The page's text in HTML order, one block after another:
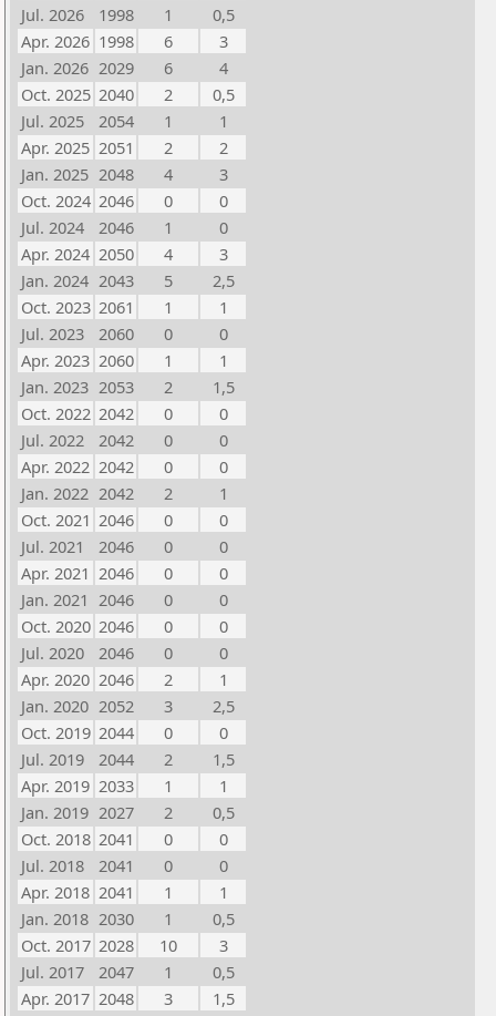
Jul. 2026
1998 1
0,5
Apr. 2026 1998 6
3
Jan. 2026 2029 6
4
Oct. 2025 2040 2
0,5
Jul. 2025
2054 1
1
Apr. 2025 2051 2
2
Jan. 2025 2048 4
3
Oct. 2024 2046 0
0
Jul. 2024
2046 1
0
Apr. 2024 2050 4
3
Jan. 2024 2043 5
2,5
Oct. 2023 2061 1
1
Jul. 2023
2060 0
0
Apr. 2023 2060 1
1
Jan. 2023 2053 2
1,5
Oct. 2022 2042 0
0
Jul. 2022
2042 0
0
Apr. 2022 2042 0
0
Jan. 2022 2042 2
1
Oct. 2021 2046 0
0
Jul. 2021
2046 0
0
Apr. 2021 2046 0
0
Jan. 2021 2046 0
0
Oct. 2020 2046 0
0
Jul. 2020
2046 0
0
Apr. 2020 2046 2
1
Jan. 2020 2052 3
2,5
Oct. 2019 2044 0
0
Jul. 2019
2044 2
1,5
Apr. 2019 2033 1
1
Jan. 2019 2027 2
0,5
Oct. 2018 2041 0
0
Jul. 2018
2041 0
0
Apr. 2018 2041 1
1
Jan. 2018 2030 1
0,5
Oct. 2017 2028 10
3
Jul. 2017
2047 1
0,5
Apr. 2017 2048 3
1,5